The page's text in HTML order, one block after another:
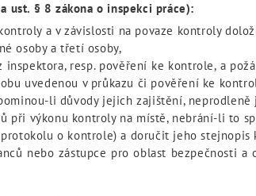
ust. § 8 zákona o inspekci práce):
a v závislosti na povaze kontroly
osoby a třetí osoby,
resp. pověření ke kontrole, a
uvedenou v průkazu či pověření ke
li důvody jejich zajištění,
při výkonu kontroly na místě, nebrání-li to
o kontrole) a doručit jeho stejnopis
nebo zástupce pro oblast bezpečnosti